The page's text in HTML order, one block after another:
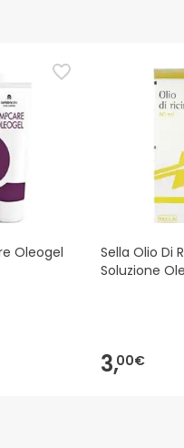
con il prodotto
nostri
termini e condizioni
Oleogel
Sella Olio Di
Soluzione
3,00€